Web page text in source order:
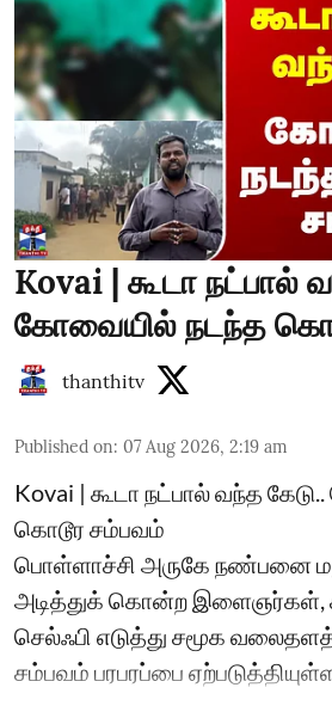
Kovai | கூடா நட்பால்
கோவையில் நடந்த
thanthitv
Published on: 07 Aug 2026, 2:19 am
Kovai | கூடா நட்பால் வந்த
கொடூர சம்பவம்
பொள்ளாச்சி அருகே நண்பனை
அடித்துக் கொன்ற இளைஞர்கள்,
செல்ஃபி எடுத்து சமூக
சம்பவம் பரபரப்பை